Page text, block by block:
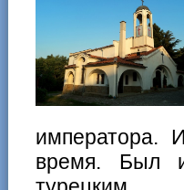
императора.
время. Был